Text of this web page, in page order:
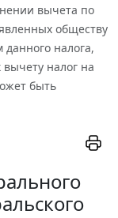
вычета по
обществу
налога,
налог на
быть